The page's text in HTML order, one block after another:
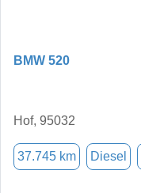
BMW 520
Hof, 95032
37.745 km Diesel